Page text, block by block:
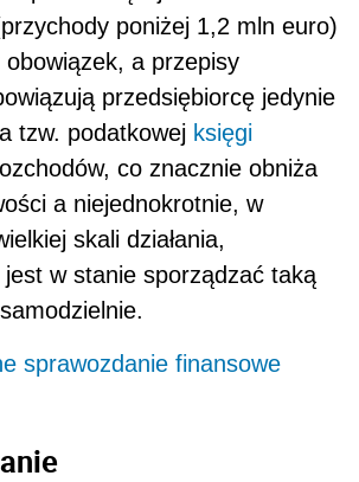
poniżej 1,2 mln euro)
a przepisy
przedsiębiorcę jedynie
tzw. podatkowej księgi
co znacznie obniża
a niejednokrotnie, w
skali działania,
jest w stanie sporządzać taką
sprawozdanie finansowe